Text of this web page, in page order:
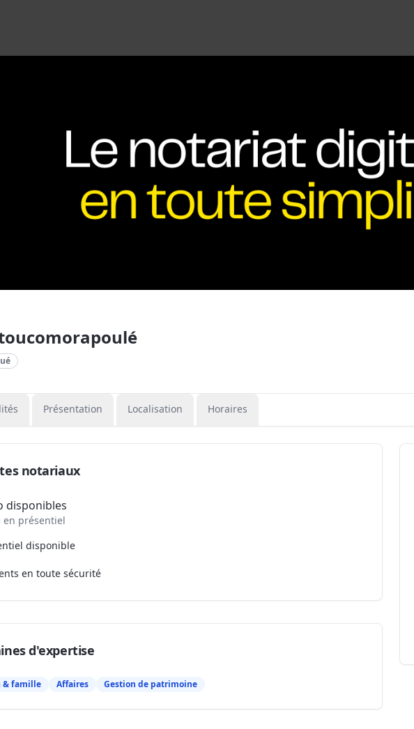
Présentation Localisation Horaires
notariaux
disponibles
en présentiel
disponible
en toute sécurité
d'expertise
& famille Affaires Gestion de patrimoine